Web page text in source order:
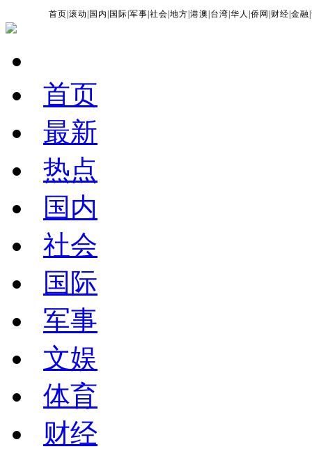
首页 |滚动 国内 国际 |军事 |社会 |地方 |港澳 台湾 |华人 |侨网 财经 |金融 |
首页
最新
热点
国内
社会
国际
军事
文娱
体育
财经